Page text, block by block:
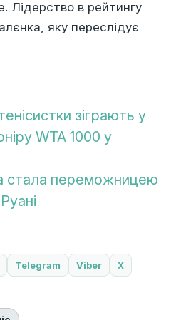
Лідерство в рейтингу
яку переслідує
зіграють у
WTA 1000 у
стала переможницею
Telegram Viber X